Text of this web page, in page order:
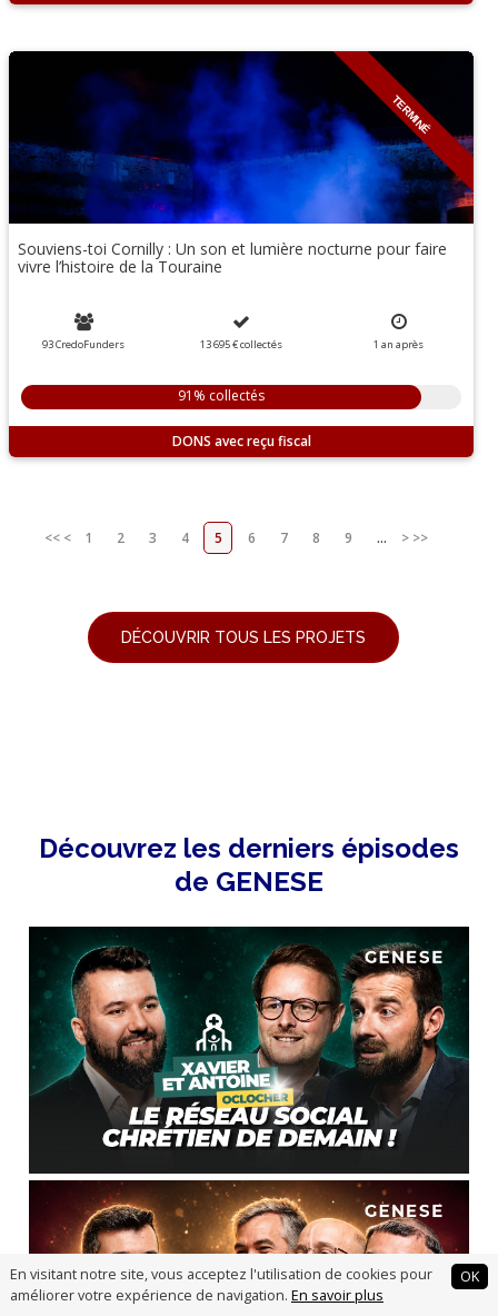
En visitant notre site, vous acceptez l'utilisation de cookies pour
améliorer votre expérience de navigation. En savoir plus
OK
TERMINÉ
Souviens-toi Cornilly : Un son et lumière nocturne pour faire
vivre l’histoire de la Touraine
93 CredoFunders 13 695 €collectés 1 an après
91% collectés
DONS
<< < 1 2 3 4 5 6 7 8 9 ... > >>
DÉCOUVRIR TOUS LES PROJETS
Découvrez les derniers épisodes
de GENESE